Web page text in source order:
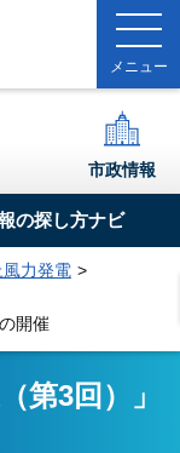
の探し方ナビ
市政情報
風力発電
開催
第3回）」